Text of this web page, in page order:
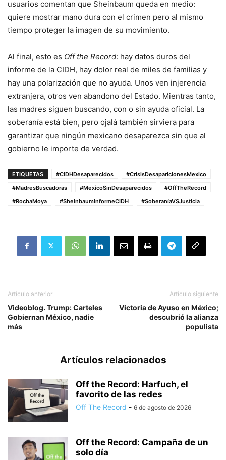
usuarios comentan que Sheinbaum queda en medio:
quiere mostrar mano dura con el crimen pero al mismo
tiempo proteger la imagen de su movimiento.
Al final, esto es Off the Record: hay datos duros del
informe de la CIDH, hay dolor real de miles de familias y
hay una polarización que no ayuda. Unos ven injerencia
extranjera, otros ven abandono del Estado. Mientras tanto,
las madres siguen buscando, con o sin ayuda oficial. La
soberanía está bien, pero ojalá también sirviera para
garantizar que ningún mexicano desaparezca sin que al
gobierno le importe de verdad.
ETIQUETAS #CIDHDesaparecidos
#CrisisDesaparicionesMexico
#MadresBuscadoras
#MexicoSinDesaparecidos
#OffTheRecord
#RochaMoya
#SheinbaumInformeCIDH #SoberaníaVSJusticia
Artículo anterior
Videoblog. Trump: Carteles
Gobiernan México, nadie
más
Artículo siguiente
Victoria de Ayuso en México;
descubrió la alianza
populista
Artículos relacionados
Off the Record: Harfuch, el
favorito de las redes
Off The Record - 6 de agosto de 2026
Off the Record: Campaña de un
solo día